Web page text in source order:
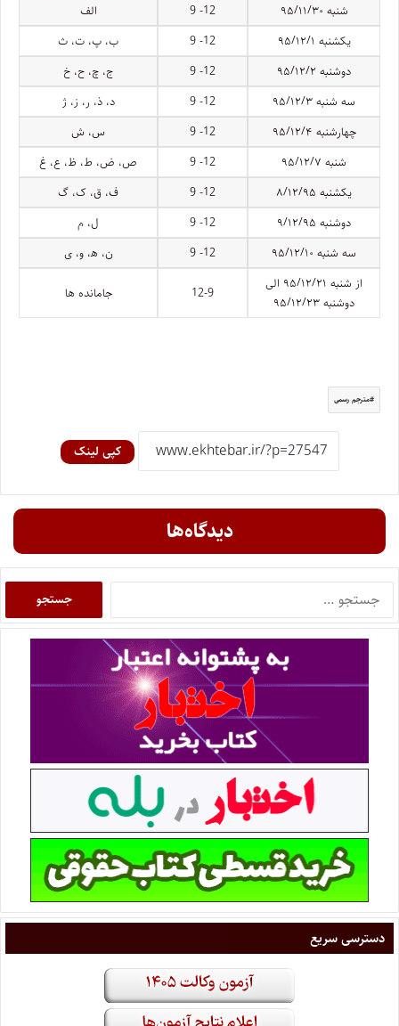
شنبه ۹۵/۱۱/۳۰
12- 9
الف
یکشنبه ۹۵/۱۲/۱
12- 9
ب، پ، ت، ث
دوشنبه ۹۵/۱۲/۲
12- 9
ج، چ، ح، خ
سه شنبه ۹۵/۱۲/۳
12- 9
د، ذ، ر، ز، ژ
چهارشنبه ۹۵/۱۲/۴
12- 9
س، ش
شنبه ۹۵/۱۲/۷
12- 9
ص، ض، ط، ظ، ع، غ
یکشنبه ۸/۱۲/۹۵
12- 9
ف، ق، ک، گ
دوشنبه ۹/۱۲/۹۵
12- 9
ل، م
سه شنبه ۹۵/۱۲/۱۰
12- 9
ن، ﻫ، و، ی
از شنبه ۹۵/۱۲/۲۱ الی
دوشنبه ۹۵/۱۲/۲۳
12-9 جامانده ها
مترجم رسمی
کپی لینک
دیدگاه‌ها
دسترسی سریع